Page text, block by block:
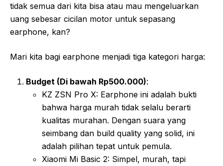
tidak semua dari kita bisa atau mau mengeluarkan
uang sebesar cicilan motor untuk sepasang
earphone, kan?
Mari kita bagi earphone menjadi tiga kategori harga:
Budget (Di bawah Rp500.000):
KZ ZSN Pro X: Earphone ini adalah bukti
bahwa harga murah tidak selalu berarti
kualitas murahan. Dengan suara yang
seimbang dan build quality yang solid, ini
adalah pilihan tepat untuk pemula.
Xiaomi Mi Basic 2: Simpel, murah, tapi